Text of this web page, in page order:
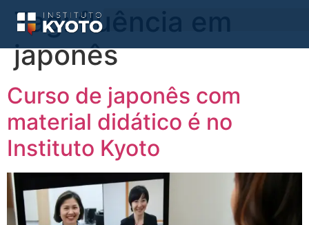
Tag:fluência em
japonês
Curso de japonês com
material didático é no
Instituto Kyoto